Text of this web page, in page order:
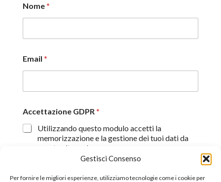
Gestisci Consenso
Per fornire le migliori esperienze, utilizziamo tecnologie come i cookie per
Nome*
Email *
Accettazione GDPR *
Utilizzando questo modulo accetti la
memorizzazione e la gestione dei tuoi dati da
questo sito web.
Proseguendo, dichiaro di aver preso visione